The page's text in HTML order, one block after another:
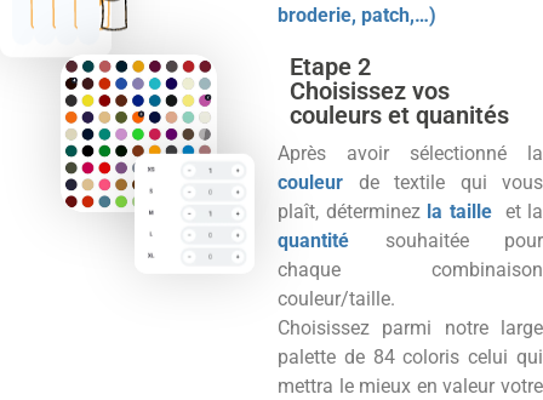
broderie, patch,…)
Etape 2
Choisissez vos
couleurs et quanités
Après avoir sélectionné la
couleur de textile qui vous
plaît, déterminez la taille et la
quantité souhaitée pour
chaque combinaison
couleur/taille.
Choisissez parmi notre large
palette de 84 coloris celui qui
mettra le mieux en valeur votre